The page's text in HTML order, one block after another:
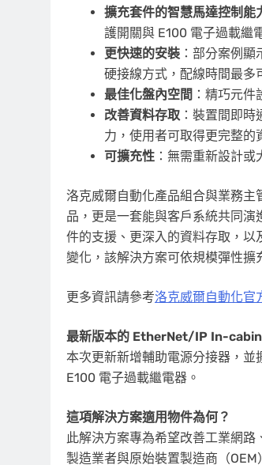
擴充套件的智慧馬達控制能
護開關與 E100 電子過載繼
更快速的安裝 ：部分案例
硬接線方式，配線時間最多
最佳化盤內空間 ：精巧元
改善資料存取 ：裝置間即
力，使用者可取得更完整的
可擴充性 ：無需重新設計
洛克威爾自動化產品組合與業務
品，更是一套能與客戶系統共同
件的支援、更深入的資料存取，
變化，該解決方案可依規模彈性擴
更多資訊請參考洛克威爾自動化官
最新版本的 EtherNet/IP In-
本次更新新增輔助電源分接器，
E100 電子過載繼電器。
這項解決方案適用物件為何？
此解決方案專為希望改善工業網
製造業者與原始裝置製造商（OEM